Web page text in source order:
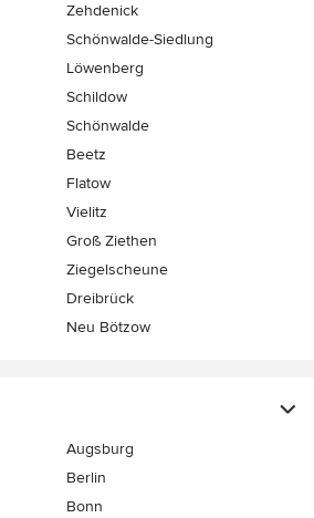
Zehdenick
Schönwalde-Siedlung
Löwenberg
Schildow
Schönwalde
Beetz
Flatow
Vielitz
Groß Ziethen
Ziegelscheune
Dreibrück
Neu Bötzow
Augsburg
Berlin
Bonn